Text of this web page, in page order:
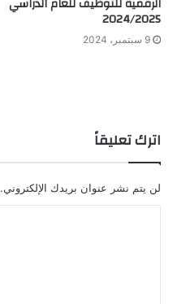
الرقمية للتوظيف للعام الدراسي
2024/2025
9 سبتمبر، 2024
اترك تعليقاً
لن يتم نشر عنوان بريدك الإلكتروني.